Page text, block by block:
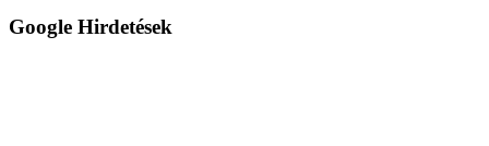
Google Hirdetések